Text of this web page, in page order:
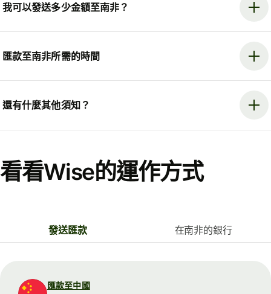
我可以發送多少金額至南非？
匯款至南非所需的時間
還有什麼其他須知？
看看Wise的運作方式
發送匯款 在南非的銀行
匯款至中國